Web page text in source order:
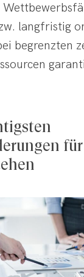
langfristig
begrenzten